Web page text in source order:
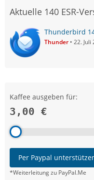
Aktuelle 140 ESR-
Thunderbird
Thunder 22. Juli
Kaffee ausgeben für:
3,00 €
Per Paypal
*Weiterleitung zu PayPal.Me